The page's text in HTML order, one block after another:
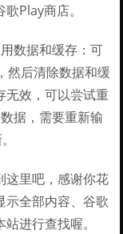
Play商店。
数据和缓存：可
然后清除数据和缓
无效，可以尝试重
据，需要重新输
这里吧，感谢你花
示全部内容、谷歌
进行查找喔。